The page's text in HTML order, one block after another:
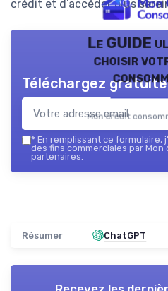
crédit et d’accéder plus
Le GUIDE
choisir
Mon credit
Téléchargez
* En remplissant ce formulaire,
des fins commerciales par
partenaires.
Résumer ChatGPT